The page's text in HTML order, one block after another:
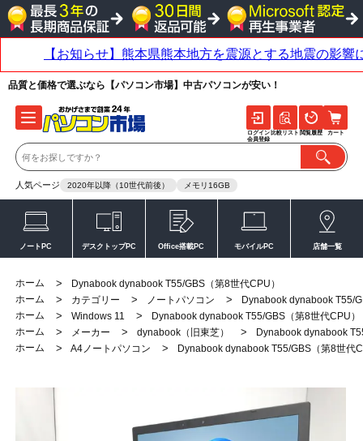
品質と価格で選ぶなら【パソコン市場】中古パソコンが安い！
人気ページ 2020年以降（10世代前後） メモリ16GB
ログイン
会員登録
比較リスト 閲覧履歴 カート
ノートPC デスクトップPC Office搭載PC モバイルPC 店舗一覧
ホーム >
Dynabook dynabook T55/GBS（第8世代CPU）
ホーム
> カテゴリー > ノートパソコン >
Dynabook dynabook T55/
ホーム
> Windows 11 >
Dynabook dynabook T55/GBS（第8世代CPU）
ホーム
> メーカー > dynabook（旧東芝） >
Dynabook dynabook
ホーム
> A4ノートパソコン > Dynabook dynabook T55/GBS（第8世代